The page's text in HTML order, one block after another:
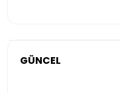
GÜNCEL